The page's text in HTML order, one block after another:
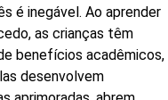
é inegável. Ao aprender
as crianças têm
benefícios acadêmicos,
desenvolvem